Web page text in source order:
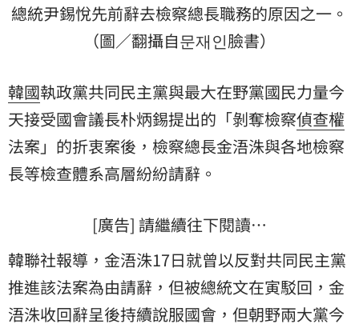
總統尹錫悅先前辭去檢察總長職務的原因之一。
（圖／翻攝自문재인臉書）
韓國執政黨共同民主黨與最大在野黨國民力量今
天接受國會議長朴炳錫提出的「剝奪檢察偵查權
法案」的折衷案後，檢察總長金浯洙與各地檢察
長等檢查體系高層紛紛請辭。
[廣告] 請繼續往下閱讀…
韓聯社報導，金浯洙17日就曾以反對共同民主黨
推進該法案為由請辭，但被總統文在寅駁回，金
浯洙收回辭呈後持續說服國會，但朝野兩大黨今